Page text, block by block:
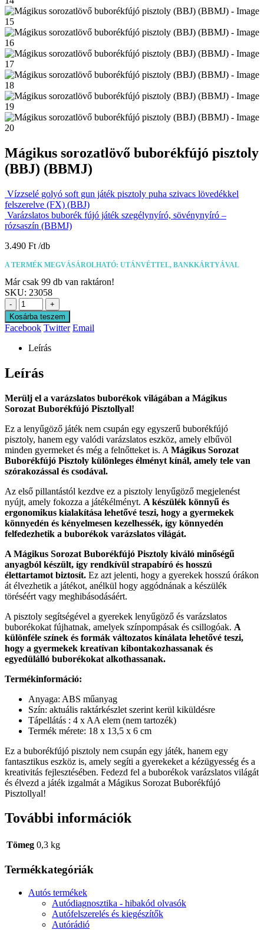
Mágikus sorozatlövő buborékfújó pisztoly
(BBJ) (BBMJ)
Vízzselé golyó soft gun játék pisztoly puha szivacs lövedékkel
felszerelve (FX) (BBJ)
Varázslatos buborék fújó játék szegélynyíró, sövénynyíró –
rózsaszín (BBMJ)
3.490 Ft
A TERMÉK MEGVÁSÁROLHATÓ: UTÁNVÉTTEL, BANKKÁRTYÁVAL
Már csak 99 db van raktáron!
SKU: 23058
-
+
Kosárba teszem
Facebook Twitter Email
Leírás
Leírás
Merülj el a varázslatos buborékok világában a Mágikus
Sorozat Buborékfújó Pisztollyal!
Ez a lenyűgöző játék nem csupán egy egyszerű buborékfújó
pisztoly, hanem egy valódi varázslatos eszköz, amely elbűvöl
minden gyermeket és még a felnőtteket is. A Mágikus Sorozat
Buborékfújó Pisztoly különleges élményt kínál, amely tele van
szórakozással és csodával.
Az első pillantástól kezdve ez a pisztoly lenyűgöző megjelenést
nyújt, amely fokozza a játékélményt. A készülék könnyű és
ergonomikus kialakítása lehetővé teszi, hogy a gyermekek
könnyedén és kényelmesen kezelhessék, így könnyedén
felfedezhetik a buborékok varázslatos világát.
A Mágikus Sorozat Buborékfújó Pisztoly kiváló minőségű
anyagból készült, így rendkívül strapabíró és hosszú
élettartamot biztosít. Ez azt jelenti, hogy a gyerekek hosszú órákon
át élvezhetik a játékot, anélkül hogy aggódnának a készülék
töréséért vagy meghibásodásáért.
A pisztoly segítségével a gyerekek lenyűgöző és varázslatos
buborékokat fújhatnak, amelyek színpompásak és csillogóak. A
különféle színek és formák változatos kínálata lehetővé teszi,
hogy a gyermekek kreatívan kibontakozhassanak és
egyedülálló buborékokat alkothassanak.
Termékinformáció:
Anyaga: ABS műanyag
Szín: aktuális raktárkészlet szerint kerül kiküldésre
Tápellátás : 4 x AA elem (nem tartozék)
Termék mérete: 18 x 13,5 x 6 cm
Ez a buborékfújó pisztoly nem csupán egy játék, hanem egy
fantasztikus eszköz is, amely segíti a gyerekeket a kézügyesség és a
kreativitás fejlesztésében. Fedezd fel a buborékok varázslatos világát
és élvezd a játék izgalmát a Mágikus Sorozat Buborékfújó
Pisztollyal!
További információk
Tömeg 0,3 kg
Termékkategóriák
Autós termékek
Autódiagnosztika - hibakód olvasók
Autófelszerelés és kiegészítők
Autórádió